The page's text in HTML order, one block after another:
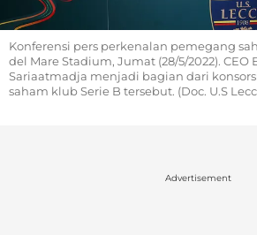
Konferensi pers perkenalan pemegang
del Mare Stadium, Jumat (28/5/2022). CEO
Sariaatmadja menjadi bagian dari
saham klub Serie B tersebut. (Doc. U.S
Advertisement